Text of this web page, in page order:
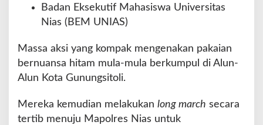
Badan Eksekutif Mahasiswa Universitas
Nias (BEM UNIAS)
Massa aksi yang kompak mengenakan pakaian
bernuansa hitam mula-mula berkumpul di Alun-
Alun Kota Gunungsitoli.
Mereka kemudian melakukan long march secara
tertib menuju Mapolres Nias untuk